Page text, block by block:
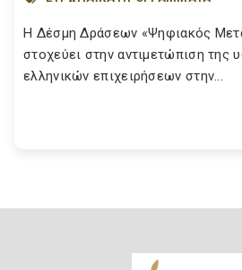
Η Δέσμη Δράσεων «Ψηφιακός
στοχεύει στην αντιμετώπιση της
ελληνικών επιχειρήσεων στην...